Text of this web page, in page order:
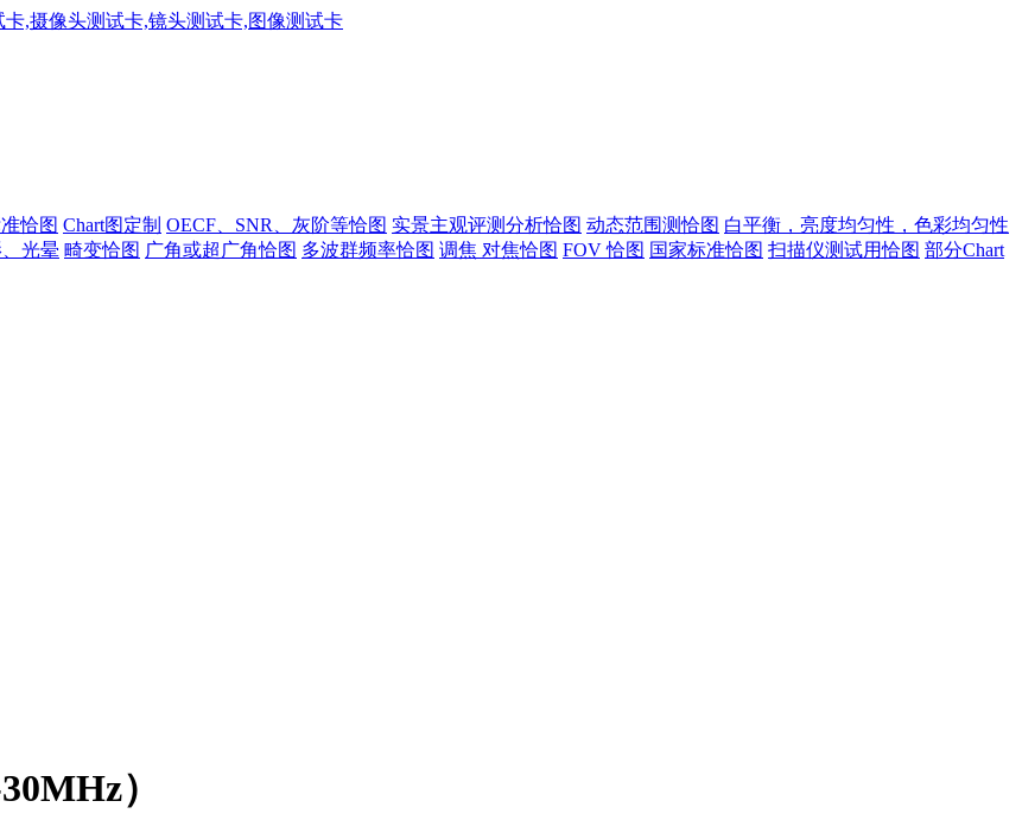
恰图 Chart图定制 OECF、SNR、灰阶等恰图 实景主观评测分析恰图 动态范围测恰图 白平衡，亮度均匀性，色彩均匀性
光晕 畸变恰图 广角或超广角恰图 多波群频率恰图 调焦 对焦恰图 FOV 恰图 国家标准恰图 扫描仪测试用恰图 部分Chart
）